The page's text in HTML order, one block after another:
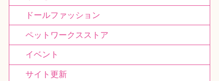
ドールファッション
ペットワークスストア
イベント
サイト更新